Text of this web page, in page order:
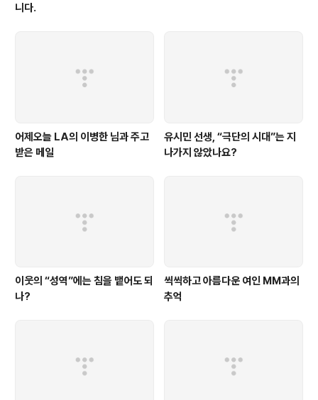
니다.
어제오늘 LA의 이병한 님과 주고
받은 메일
유시민 선생, “극단의 시대”는 지
나가지 않았나요?
이웃의 “성역”에는 침을 뱉어도 되
나?
씩씩하고 아름다운 여인 MM과의
추억